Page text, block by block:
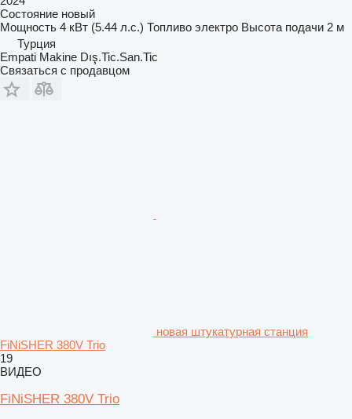
Состояние новый
Мощность 4 кВт (5.44 л.с.) Топливо электро Высота подачи 2 м
Турция
Empati Makine Dış.Tic.San.Tic
Связаться с продавцом
новая штукатурная станция
FiNiSHER 380V Trio
19
ВИДЕО
FiNiSHER 380V Trio